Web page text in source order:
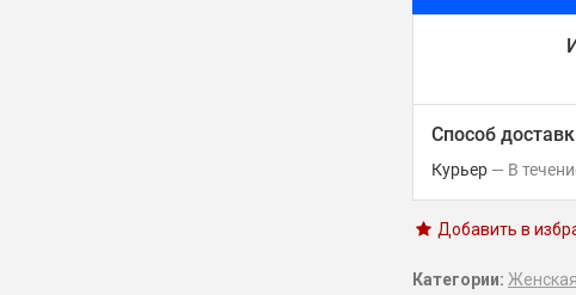
Способ
Курьер В
Добавить в
Категории: